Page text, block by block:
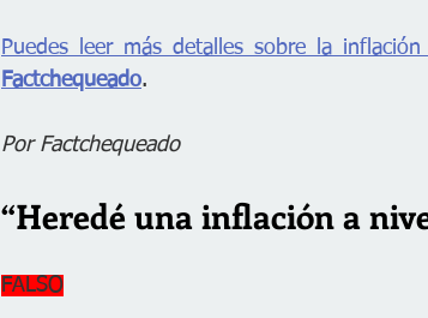
Factchequeado.
Por Factchequeado
“Heredé una inflación a
FALSO